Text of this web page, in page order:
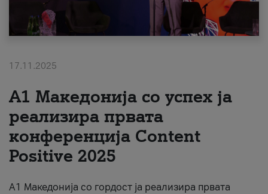
Поддршка
Надополни кредит
#ПодобарОнлајн
17.11.2025
А1 Македонија со успех ја
реализира првата
конференција Content
Positive 2025
А1 Македонија со гордост ја реализира првата